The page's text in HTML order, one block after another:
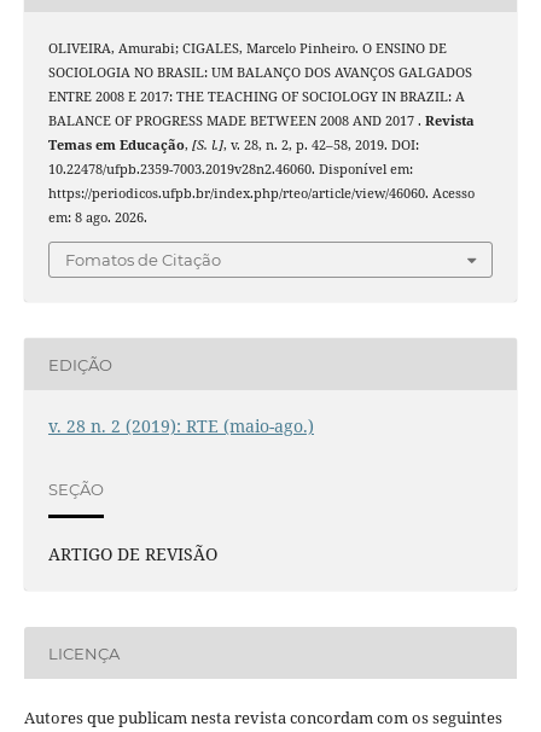
OLIVEIRA, Amurabi; CIGALES, Marcelo Pinheiro. O ENSINO DE
SOCIOLOGIA NO BRASIL: UM BALANÇO DOS AVANÇOS GALGADOS
ENTRE 2008 E 2017: THE TEACHING OF SOCIOLOGY IN BRAZIL: A
BALANCE OF PROGRESS MADE BETWEEN 2008 AND 2017 . Revista
Temas em Educação, [S. l.], v. 28, n. 2, p. 42–58, 2019. DOI:
10.22478/ufpb.2359-7003.2019v28n2.46060. Disponível em:
https://periodicos.ufpb.br/index.php/rteo/article/view/46060. Acesso
em: 8 ago. 2026.
Fomatos de Citação
EDIÇÃO
v. 28 n. 2 (2019): RTE (maio-ago.)
SEÇÃO
ARTIGO DE REVISÃO
LICENÇA
Autores que publicam nesta revista concordam com os seguintes